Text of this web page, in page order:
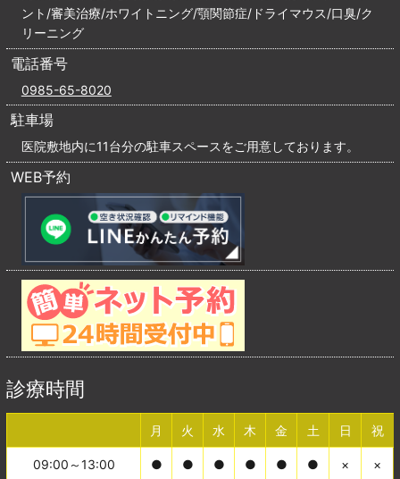
ント/審美治療/ホワイトニング/顎関節症/ドライマウス/口臭/ク
リーニング
電話番号
0985-65-8020
駐車場
医院敷地内に11台分の駐車スペースをご用意しております。
WEB予約
診療時間
月 火 水 木 金 土 日 祝
09:00～13:00 ● ● ● ● ● ● × ×